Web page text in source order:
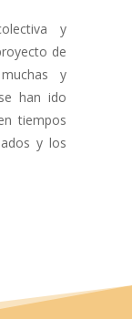
y
de
y
han ido
tiempos
y los